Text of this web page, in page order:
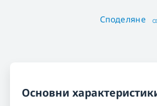
Споделяне
Основни